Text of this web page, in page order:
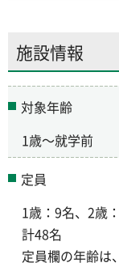
施設情報
対象年齢
1歳～就学前
定員
1歳：9名、2歳
計48名
定員欄の年齢は